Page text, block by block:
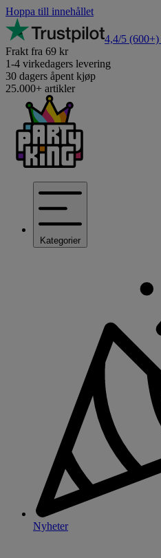
Hoppa till innehållet
4,4/5 (600+)
Frakt fra 69 kr
1-4 virkedagers levering
30 dagers åpent kjøp
25.000+ artikler
Kategorier
Nyheter